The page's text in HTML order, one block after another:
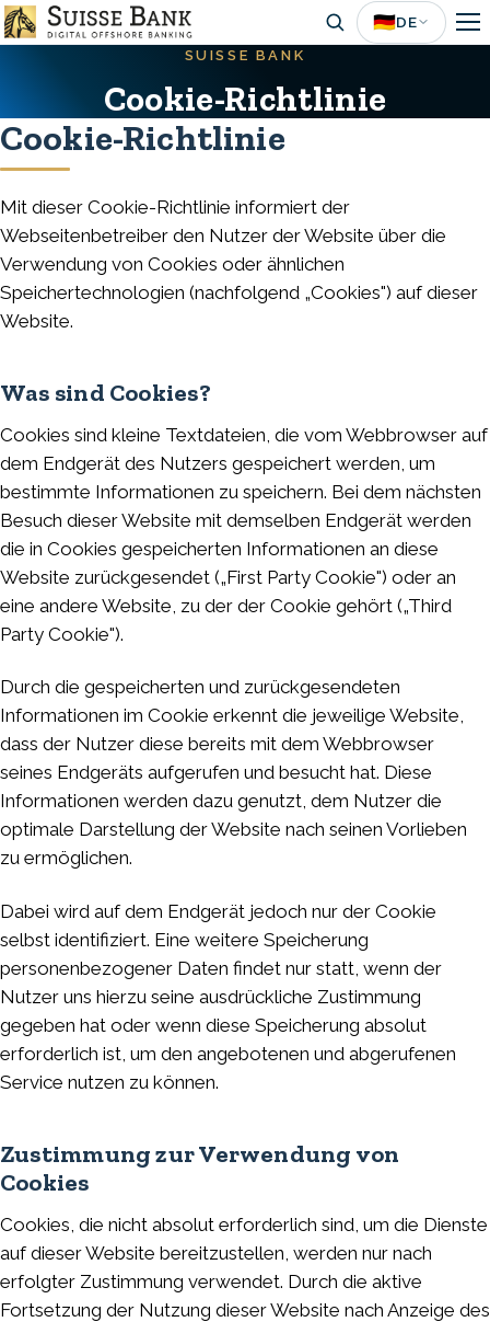
Skip
to
🇩🇪DE
SUISSE BANK
Cookie-Richtlinie
Cookie-Richtlinie
Mit dieser Cookie-Richtlinie informiert der
Webseitenbetreiber den Nutzer der Website über die
Verwendung von Cookies oder ähnlichen
Speichertechnologien (nachfolgend „Cookies") auf dieser
Website.
Was sind Cookies?
Cookies sind kleine Textdateien, die vom Webbrowser auf
dem Endgerät des Nutzers gespeichert werden, um
bestimmte Informationen zu speichern. Bei dem nächsten
Besuch dieser Website mit demselben Endgerät werden
die in Cookies gespeicherten Informationen an diese
Website zurückgesendet („First Party Cookie") oder an
eine andere Website, zu der der Cookie gehört („Third
Party Cookie").
Durch die gespeicherten und zurückgesendeten
Informationen im Cookie erkennt die jeweilige Website,
dass der Nutzer diese bereits mit dem Webbrowser
seines Endgeräts aufgerufen und besucht hat. Diese
Informationen werden dazu genutzt, dem Nutzer die
optimale Darstellung der Website nach seinen Vorlieben
zu ermöglichen.
Dabei wird auf dem Endgerät jedoch nur der Cookie
selbst identifiziert. Eine weitere Speicherung
personenbezogener Daten findet nur statt, wenn der
Nutzer uns hierzu seine ausdrückliche Zustimmung
gegeben hat oder wenn diese Speicherung absolut
erforderlich ist, um den angebotenen und abgerufenen
Service nutzen zu können.
Zustimmung zur Verwendung von
Cookies
Cookies, die nicht absolut erforderlich sind, um die Dienste
auf dieser Website bereitzustellen, werden nur nach
erfolgter Zustimmung verwendet. Durch die aktive
Fortsetzung der Nutzung dieser Website nach Anzeige des